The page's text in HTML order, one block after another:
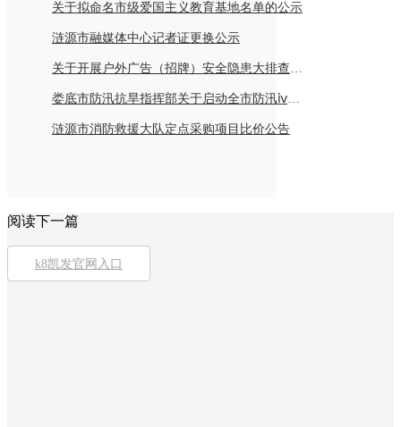
关于拟命名市级爱国主义教育基地名单的公示
涟源市融媒体中心记者证更换公示
关于开展户外广告（招牌）安全隐患大排查倡议书
娄底市防汛抗旱指挥部关于启动全市防汛ⅳ级应急响应的紧急通知
涟源市消防救援大队定点采购项目比价公告
阅读下一篇
k8凯发官网入口